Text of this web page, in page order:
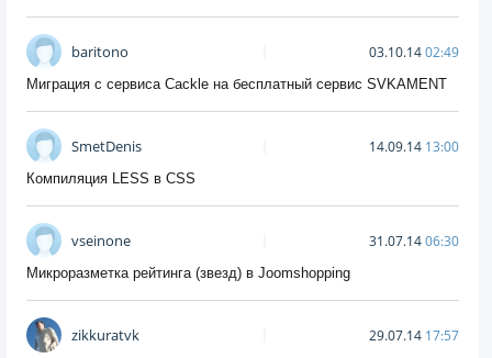
baritono 03.10.1402:49
Миграция с сервиса Cackle на бесплатный сервис SVKAMENT
SmetDenis 14.09.14 13:00
Компиляция LESS в CSS
vseinone 31.07.1406:30
Микроразметка рейтинга (звезд) в Joomshopping
zikkuratvk 29.07.14 17:57